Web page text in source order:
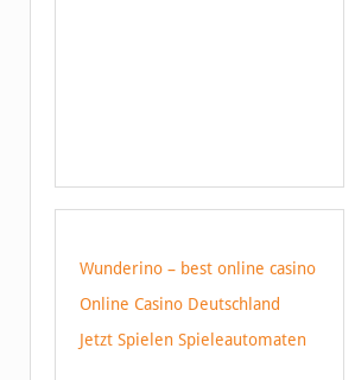
Wunderino – best online casino
Online Casino Deutschland
Jetzt Spielen Spieleautomaten